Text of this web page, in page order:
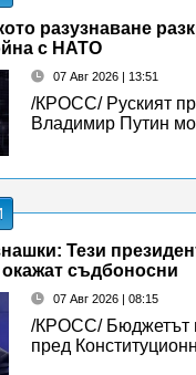
разузнаване
с НАТО
07 Авг 2026 | 13:51
/КРОСС/ Руският
Владимир Путин
Тези
окажат съдбоносни
07 Авг 2026 | 08:15
/КРОСС/ Бюджетът
пред